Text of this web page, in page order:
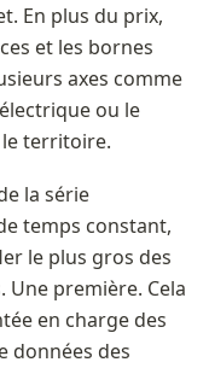
En plus du prix,
et les bornes
axes comme
ou le
territoire.
la série
temps constant,
le plus gros des
Une première. Cela
en charge des
données des